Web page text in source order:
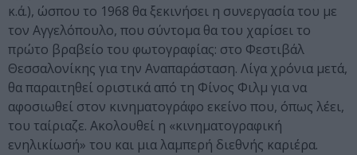
κ.ά.), ώσπου το 1968 θα ξεκινήσει η συνεργασία του με
τον Αγγελόπουλο, που σύντομα θα του χαρίσει το
πρώτο βραβείο του φωτογραφίας: στο Φεστιβάλ
Θεσσαλονίκης για την Αναπαράσταση. Λίγα χρόνια μετά,
θα παραιτηθεί οριστικά από τη Φίνος Φιλμ για να
αφοσιωθεί στον κινηματογράφο εκείνο που, όπως λέει,
του ταίριαζε. Ακολουθεί η «κινηματογραφική
ενηλικίωσή» του και μια λαμπερή διεθνής καριέρα.